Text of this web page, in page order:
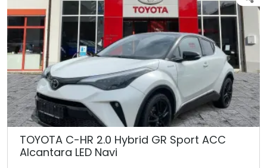
TOYOTA C-HR 2.0 Hybrid GR Sport ACC
Alcantara LED Navi